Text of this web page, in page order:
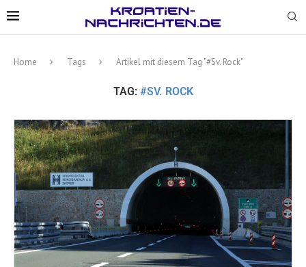
Home Tags Artikel mit diesem Tag "#Sv. Rock"
TAG: #SV. ROCK